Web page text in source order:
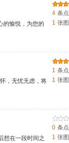
的愉悦，为您的
4 条
1 张图
，无忧无虑，将
1 条
1 张图
想在一段时间之
0 条
1 张图